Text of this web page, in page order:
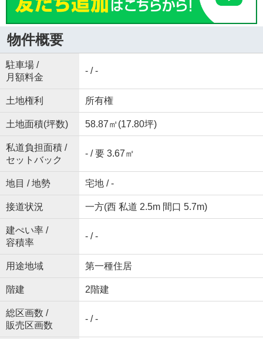
物件概要
駐車場 /
月額料金
- / -
土地権利 所有権
土地面積(坪数) 58.87㎡(17.80坪)
私道負担面積 /
セットバック
- / 要 3.67㎡
地目 / 地勢 宅地 / -
接道状況 一方(西 私道 2.5m 間口 5.7m)
建ぺい率 /
容積率
- / -
用途地域 第一種住居
階建 2階建
総区画数 /
販売区画数
- / -